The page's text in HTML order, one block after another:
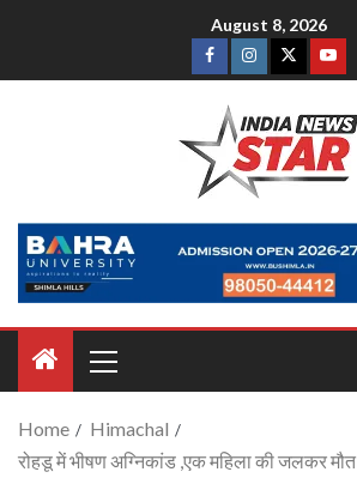
August 8, 2026
Home
Himachal
रोहडू में भीषण अग्निकांड ,एक महिला की जलकर मौत